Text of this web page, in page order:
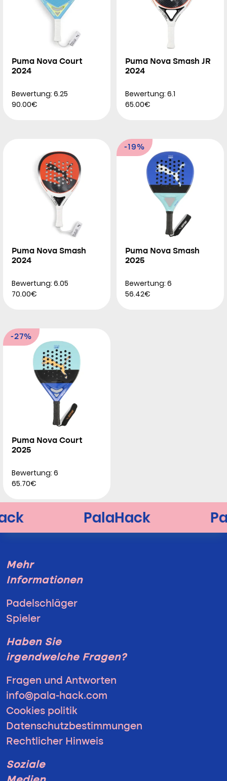
Puma Nova Court
2024
Bewertung: 6.25
90.00€
Puma Nova Smash JR
2024
Bewertung: 6.1
65.00€
Puma Nova Smash
2024
Bewertung: 6.05
70.00€
-19%
Puma Nova Smash
2025
Bewertung: 6
56.42€
-27%
Puma Nova Court
2025
Bewertung: 6
65.70€
Mehr
Informationen
Padelschläger
Spieler
Haben Sie
irgendwelche Fragen?
Fragen und Antworten
info@pala-hack.com
Cookies politik
Datenschutzbestimmungen
Rechtlicher Hinweis
Soziale